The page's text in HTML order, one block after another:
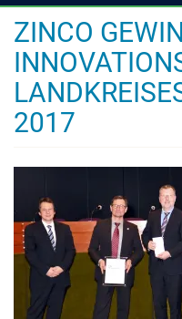
ZINCO
2017